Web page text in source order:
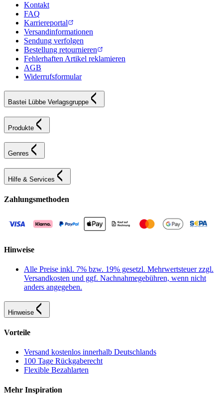
Kontakt
FAQ
Karriereportal
Versandinformationen
Sendung verfolgen
Bestellung retournieren
Fehlerhaften Artikel reklamieren
AGB
Widerrufsformular
Bastei Lübbe Verlagsgruppe
Produkte
Genres
Hilfe & Services
Zahlungsmethoden
Hinweise
Alle Preise inkl. 7% bzw. 19% gesetzl. Mehrwertsteuer zzgl.
Versandkosten und ggf. Nachnahmegebühren, wenn nicht
anders angegeben.
Hinweise
Vorteile
Versand kostenlos innerhalb Deutschlands
100 Tage Rückgaberecht
Flexible Bezahlarten
Mehr Inspiration